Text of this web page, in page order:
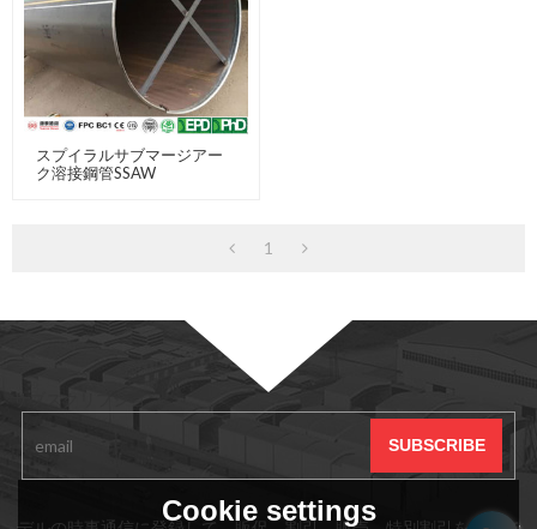
スプイラルサブマージアー
ク溶接鋼管SSAW
1
サブスクリプション
Cookie settings